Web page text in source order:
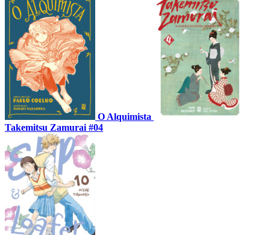
O Alquimista
Takemitsu Zamurai #04